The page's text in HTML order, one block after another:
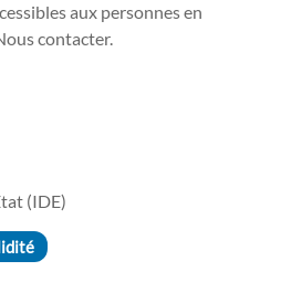
aux personnes en
contacter.
(IDE)